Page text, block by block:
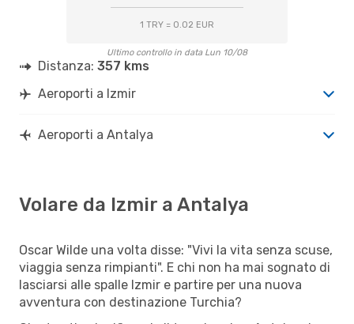
1 TRY = 0.02 EUR
Ultimo controllo in data Lun 10/08
Distanza: 357 kms
Aeroporti a Izmir
Aeroporti a Antalya
Volare da Izmir a Antalya
Oscar Wilde una volta disse: "Vivi la vita senza scuse,
viaggia senza rimpianti". E chi non ha mai sognato di
lasciarsi alle spalle Izmir e partire per una nuova
avventura con destinazione Turchia?